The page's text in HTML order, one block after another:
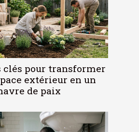
clés pour transformer
extérieur en un
de paix